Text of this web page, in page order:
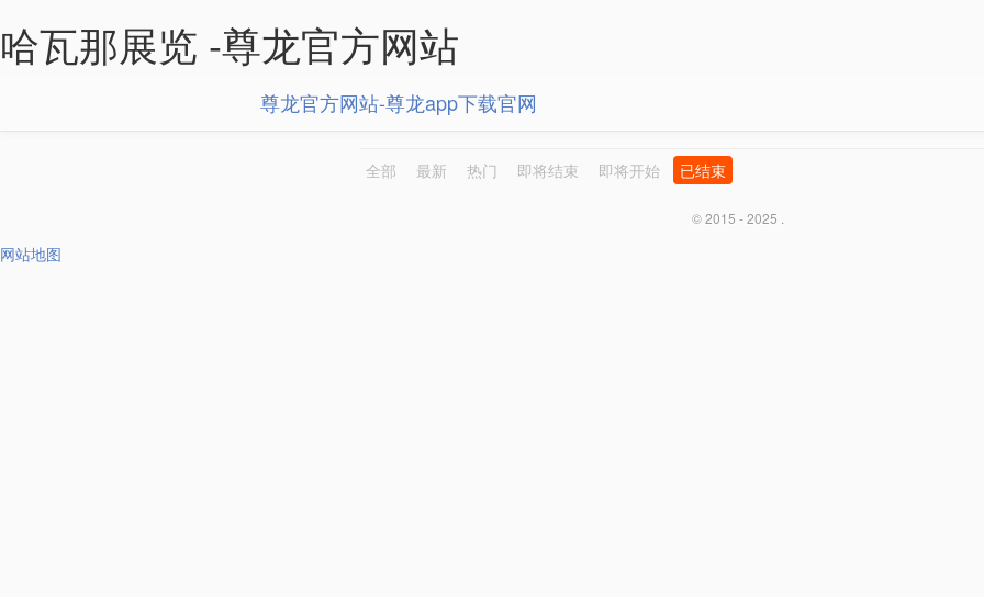
哈瓦那展览 -尊龙官方网站
尊龙官方网站-尊龙app下载官网
全部 最新 热门 即将结束 即将开始 已结束
© 2015 - 2025 .
网站地图